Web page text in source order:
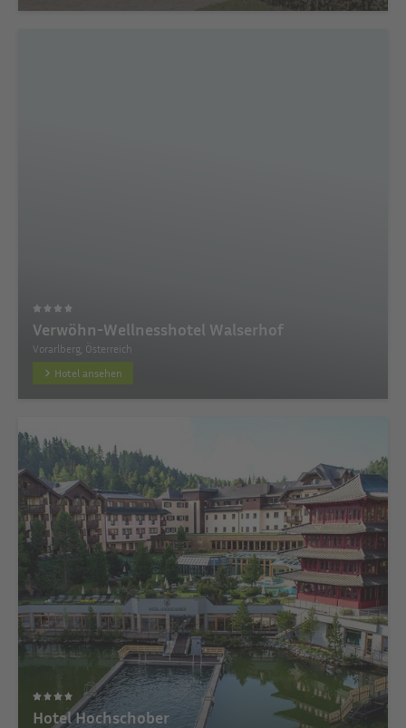
Verwöhn-Wellnesshotel Walserhof
Vorarlberg, Österreich
Hotel ansehen
Hotel Hochschober